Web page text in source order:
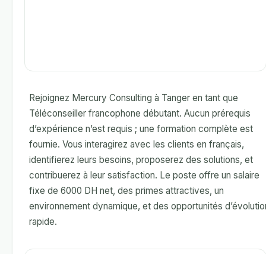
Rejoignez Mercury Consulting à Tanger en tant que
Téléconseiller francophone débutant. Aucun prérequis
d’expérience n’est requis ; une formation complète est
fournie. Vous interagirez avec les clients en français,
identifierez leurs besoins, proposerez des solutions, et
contribuerez à leur satisfaction. Le poste offre un salaire
fixe de 6000 DH net, des primes attractives, un
environnement dynamique, et des opportunités
rapide.